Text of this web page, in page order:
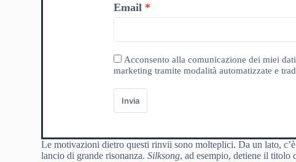
Email
Acconsento alla comunicazione dei miei
marketing tramite modalità automatizzate e
Invia
Le motivazioni dietro questi rinvii sono molteplici. Da un lato,
lancio di grande risonanza.Silksong, ad esempio, detiene il titolo